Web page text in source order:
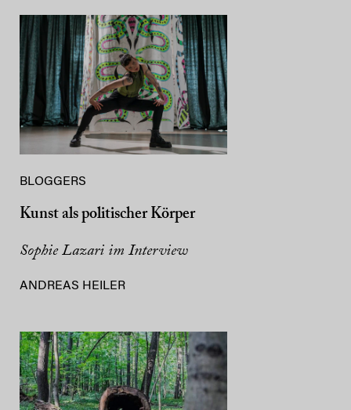
BLOGGERS
Kunst als politischer Körper
Sophie Lazari im Interview
ANDREAS HEILER